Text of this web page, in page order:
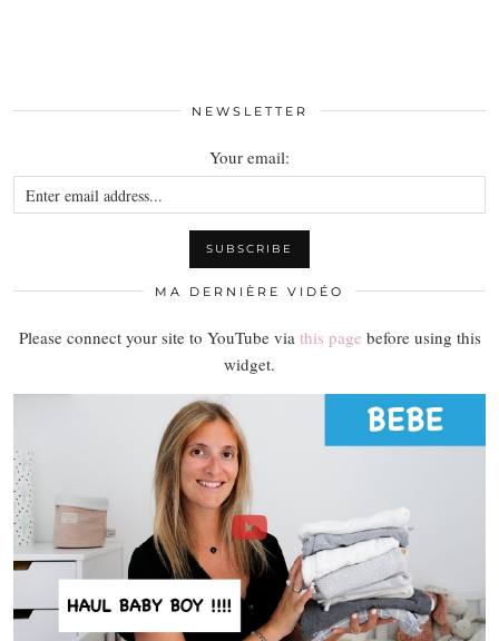
NEWSLETTER
Your email:
MA DERNIÈRE VIDÉO
Please connect your site to YouTube via this page before using this
widget.